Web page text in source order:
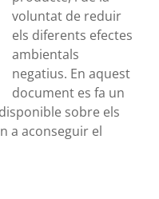
voluntat de reduir
els diferents efectes
ambientals
negatius. En aquest
document es fa un
sobre els
a aconseguir el